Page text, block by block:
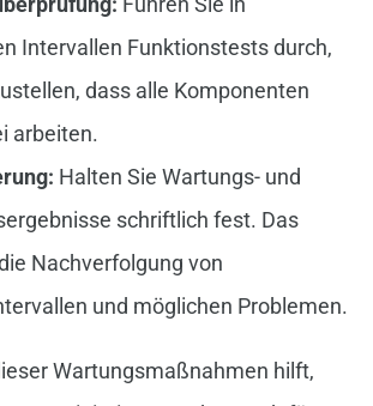
Intervallen Funktionstests durch,
dass alle Komponenten
arbeiten.
Halten Sie Wartungs- und
schriftlich fest. Das
Nachverfolgung von
und möglichen Problemen.
Wartungsmaßnahmen hilft,